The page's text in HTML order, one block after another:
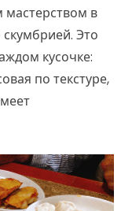
мастерством в
Это
кусочке:
по текстуре,